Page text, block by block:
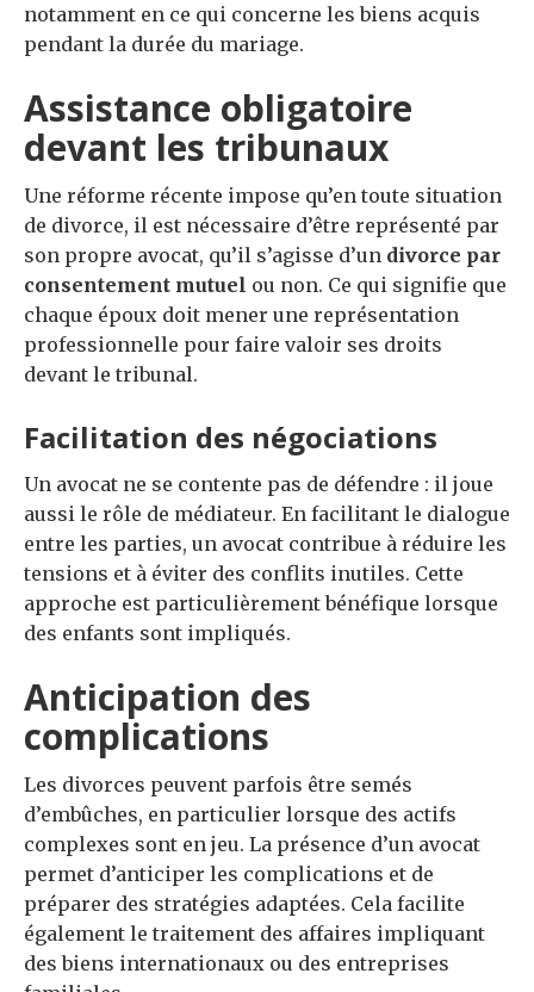
notamment en ce qui concerne les biens acquis
pendant la durée du mariage.
Assistance obligatoire
devant les tribunaux
Une réforme récente impose qu’en toute situation
de divorce, il est nécessaire d’être représenté par
son propre avocat, qu’il s’agisse d’un divorce par
consentement mutuel ou non. Ce qui signifie que
chaque époux doit mener une représentation
professionnelle pour faire valoir ses droits
devant le tribunal.
Facilitation des négociations
Un avocat ne se contente pas de défendre : il joue
aussi le rôle de médiateur. En facilitant le dialogue
entre les parties, un avocat contribue à réduire les
tensions et à éviter des conflits inutiles. Cette
approche est particulièrement bénéfique lorsque
des enfants sont impliqués.
Anticipation des
complications
Les divorces peuvent parfois être semés
d’embûches, en particulier lorsque des actifs
complexes sont en jeu. La présence d’un avocat
permet d’anticiper les complications et de
préparer des stratégies adaptées. Cela facilite
également le traitement des affaires impliquant
des biens internationaux ou des entreprises